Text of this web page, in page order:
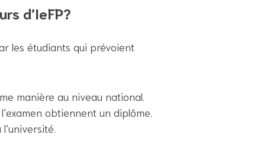
d’IeFP?
les étudiants qui prévoient
manière au niveau national.
obtiennent un diplôme.